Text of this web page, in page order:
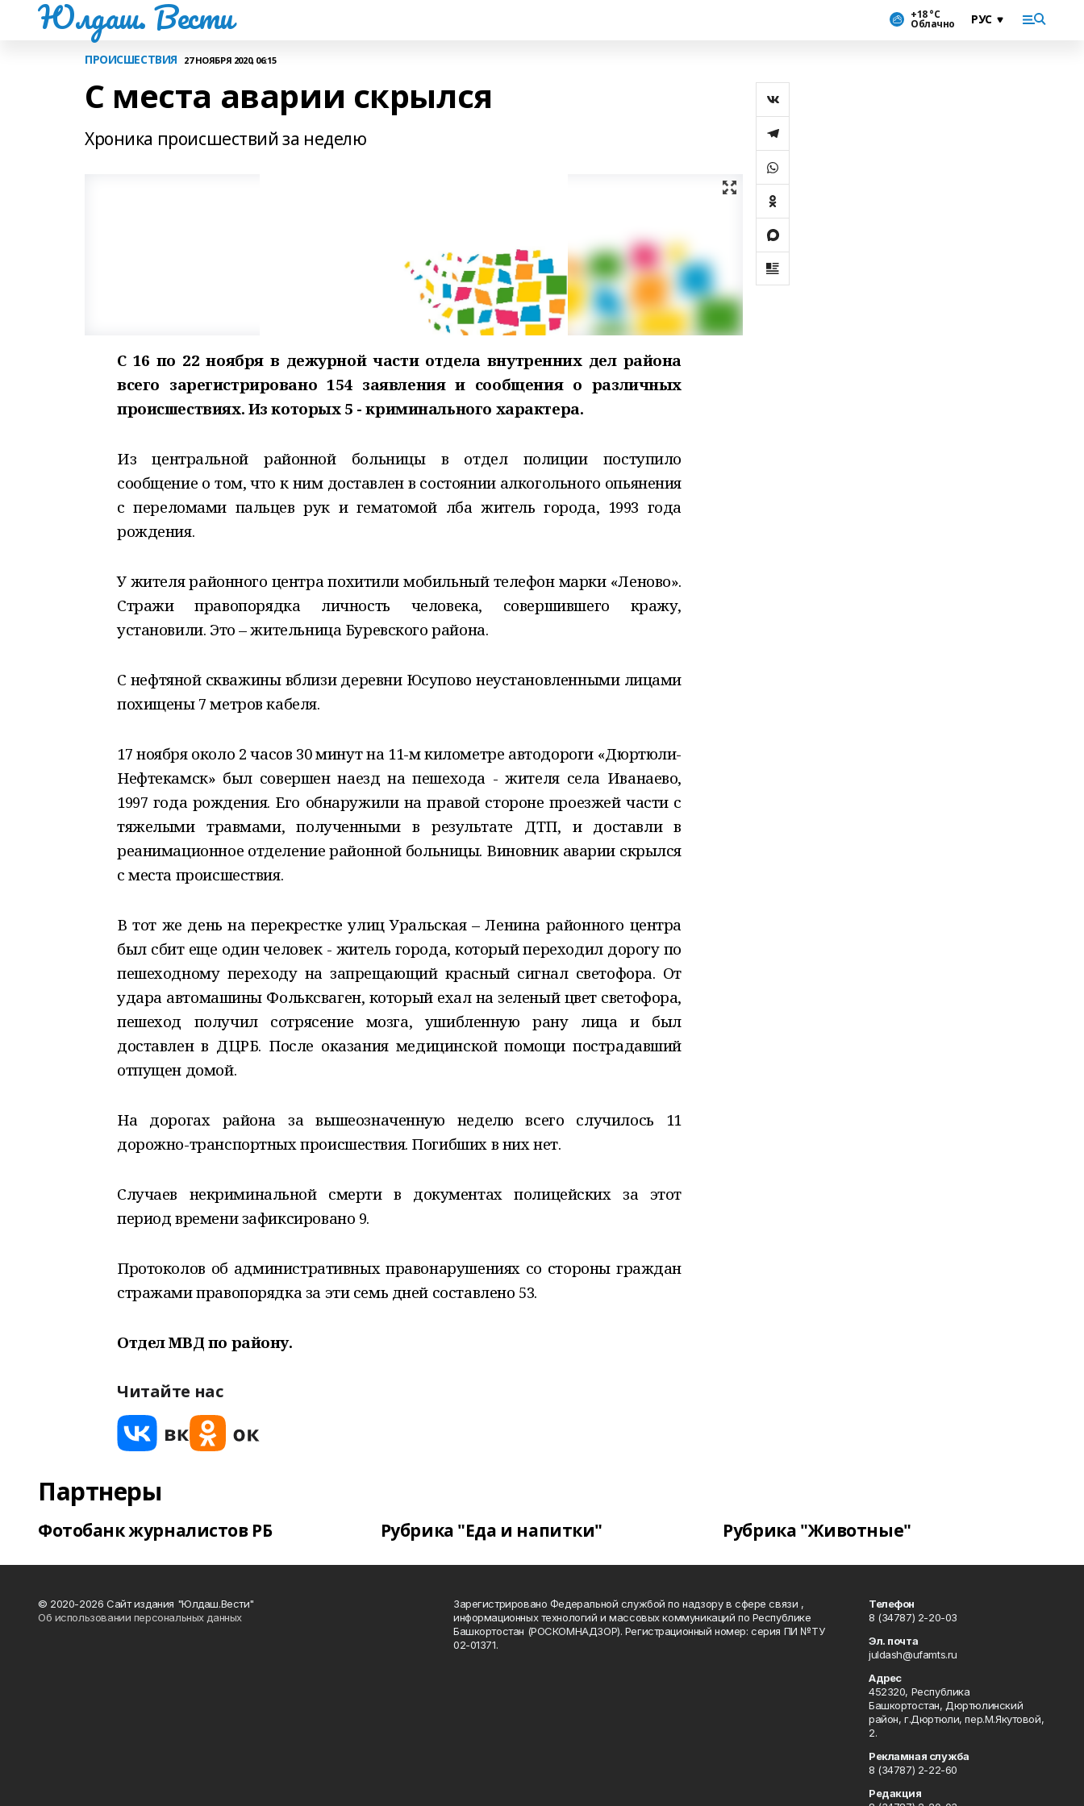
Юлдаш. Вести +18 °С
Облачно
ПРОИСШЕСТВИЯ 27 НОЯБРЯ 2020, 06:15
С места аварии скрылся
Хроника происшествий за неделю
С 16 по 22 ноября в дежурной части отдела внутренних дел района
всего зарегистрировано 154 заявления и сообщения о различных
происшествиях. Из которых 5 - криминального характера.
Из центральной районной больницы в отдел полиции поступило
сообщение о том, что к ним доставлен в состоянии алкогольного опьянения
с переломами пальцев рук и гематомой лба житель города, 1993 года
рождения.
У жителя районного центра похитили мобильный телефон марки «Леново».
Стражи правопорядка личность человека, совершившего кражу,
установили. Это – жительница Буревского района.
С нефтяной скважины вблизи деревни Юсупово неустановленными лицами
похищены 7 метров кабеля.
17 ноября около 2 часов 30 минут на 11-м километре автодороги «Дюртюли-
Нефтекамск» был совершен наезд на пешехода - жителя села Иванаево,
1997 года рождения. Его обнаружили на правой стороне проезжей части с
тяжелыми травмами, полученными в результате ДТП, и доставли в
реанимационное отделение районной больницы. Виновник аварии скрылся
с места происшествия.
В тот же день на перекрестке улиц Уральская – Ленина районного центра
был сбит еще один человек - житель города, который переходил дорогу по
пешеходному переходу на запрещающий красный сигнал светофора. От
удара автомашины Фольксваген, который ехал на зеленый цвет светофора,
пешеход получил сотрясение мозга, ушибленную рану лица и был
доставлен в ДЦРБ. После оказания медицинской помощи пострадавший
отпущен домой.
На дорогах района за вышеозначенную неделю всего случилось 11
дорожно-транспортных происшествия. Погибших в них нет.
Случаев некриминальной смерти в документах полицейских за этот
период времени зафиксировано 9.
Протоколов об административных правонарушениях со стороны граждан
стражами правопорядка за эти семь дней составлено 53.
Отдел МВД по району.
Читайте нас
Партнеры
Фотобанк журналистов РБ Рубрика "Еда и напитки" Рубрика "Животные"
© 2020-2026 Сайт издания "Юлдаш.Вести"
Об использовании персональных данных
Зарегистрировано Федеральной службой по надзору в сфере связи ,
информационных технологий и массовых коммуникаций по Республике
Башкортостан (РОСКОМНАДЗОР). Регистрационный номер: серия ПИ №ТУ
02-01371.
Телефон
8 (34787) 2-20-03
Эл. почта
juldash@ufamts.ru
Адрес
452320, Республика
Башкортостан, Дюртюлинский
район, г.Дюртюли, пер.М.Якутовой,
2.
Рекламная служба
8 (34787) 2-22-60
Редакция